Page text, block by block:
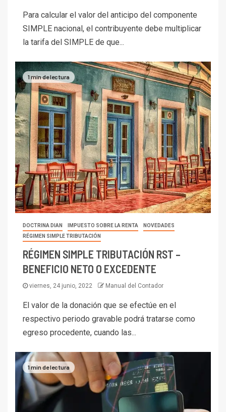
Para calcular el valor del anticipo del componente
SIMPLE nacional, el contribuyente debe multiplicar
la tarifa del SIMPLE de que...
1 min de lectura
DOCTRINA DIAN IMPUESTO SOBRE LA RENTA
NOVEDADES
RÉGIMEN SIMPLE TRIBUTACIÓN
RÉGIMEN SIMPLE TRIBUTACIÓN RST –
BENEFICIO NETO O EXCEDENTE
viernes, 24 junio, 2022 Manual del Contador
El valor de la donación que se efectúe en el
respectivo periodo gravable podrá tratarse como
egreso procedente, cuando las...
1 min de lectura